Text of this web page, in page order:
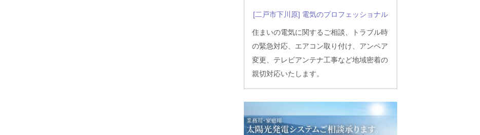
[二戸市下川原] 電気のプロフェッショナル
住まいの電気に関するご相談、トラブル時
の緊急対応、エアコン取り付け、アンペア
変更、テレビアンテナ工事など地域密着の
親切対応いたします。